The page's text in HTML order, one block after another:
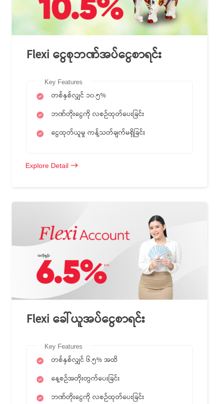
Flexi ငွေစုဘဏ်အပ်ငွေစာရင်း
Key Features
တစ်နှစ်လျှင် ၁၀.၅%
ဘဏ်တိုးငွေကို လစဉ်ထုတ်ပေးခြင်း
ငွေထုတ်ယူမှု ကန့်သတ်ချက်မရှိခြင်း
Explore Detail
Flexi ခေါ်ယူအပ်ငွေစာရင်း
Key Features
တစ်နှစ်လျှင် ၆.၅% အထိ
နေ့စဉ်အတိုးတွက်ပေးခြင်း
ဘဏ်တိုးငွေကို လစဉ်ထုတ်ပေးခြင်း